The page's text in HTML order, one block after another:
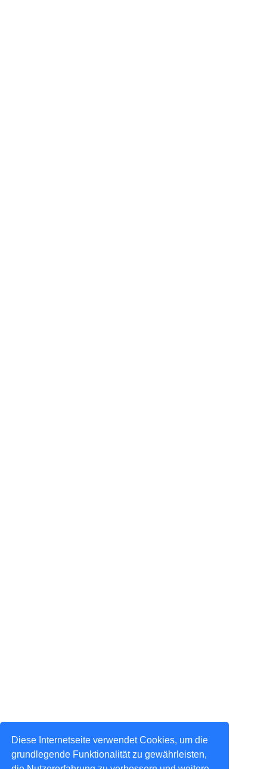
Diese Internetseite verwendet Cookies, um die
grundlegende Funktionalität zu gewährleisten,